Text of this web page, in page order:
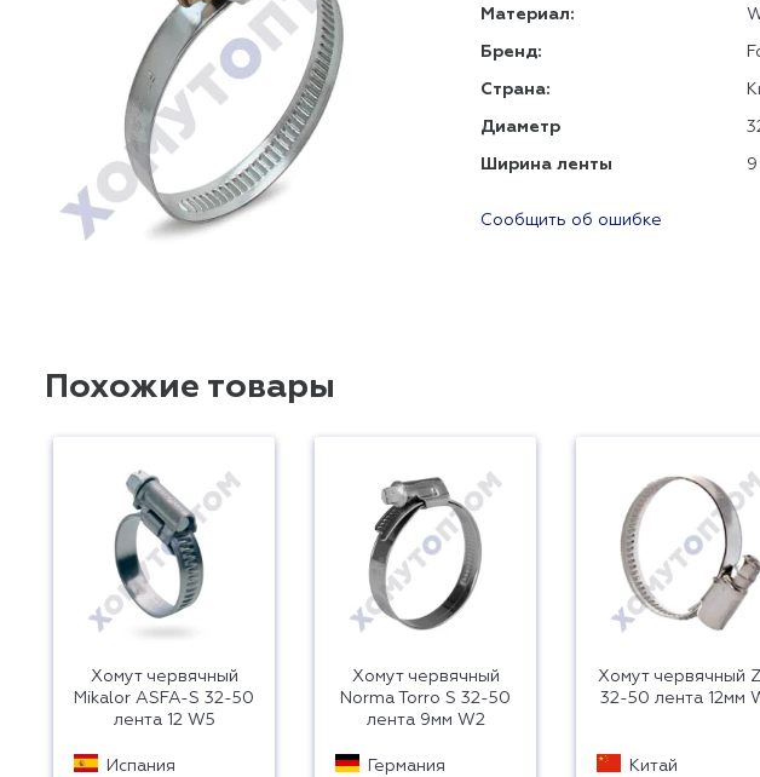
Материал:
Бренд:
Страна:
Диаметр
Ширина ленты
Сообщить об ошибке
Похожие товары
Хомут червячный
Mikalor ASFA-S 32-50
лента 12 W5
Испания
Хомут червячный
Norma Torro S 32-50
лента 9мм W2
Германия
Хомут червячный
32-50 лента 12мм
Китай